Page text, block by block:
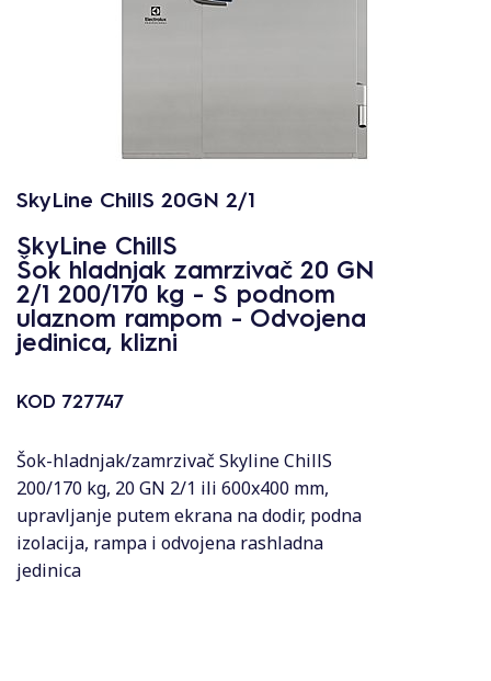
SkyLine ChillS 20GN 2/1
SkyLine ChillS
Šok hladnjak zamrzivač 20 GN
2/1 200/170 kg - S podnom
ulaznom rampom - Odvojena
jedinica, klizni
KOD 727747
Šok-hladnjak/zamrzivač Skyline ChillS
200/170 kg, 20 GN 2/1 ili 600x400 mm,
upravljanje putem ekrana na dodir, podna
izolacija, rampa i odvojena rashladna
jedinica